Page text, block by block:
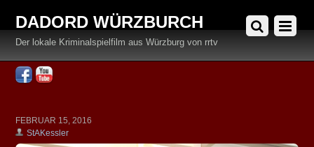
DADORD WÜRZBURCH
Der lokale Kriminalspielfilm aus Würzburg von rrtv
FacebookYouTube
FEBRUAR 15, 2016
StAKessler